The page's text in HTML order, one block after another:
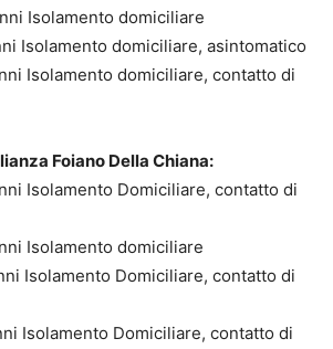
Isolamento domiciliare
Isolamento domiciliare, asintomatico
Isolamento domiciliare, contatto di
Foiano Della Chiana:
Isolamento Domiciliare, contatto di
Isolamento domiciliare
Isolamento Domiciliare, contatto di
Isolamento Domiciliare, contatto di